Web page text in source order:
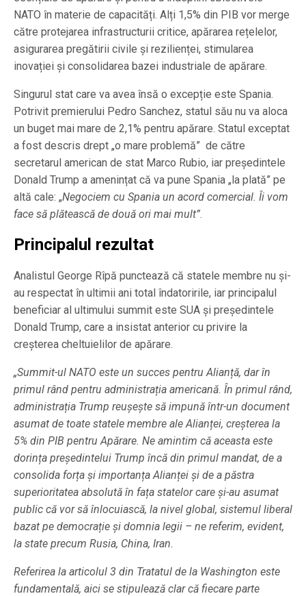
NATO în materie de capacități. Alți 1,5% din PIB vor merge
către protejarea infrastructurii critice, apărarea rețelelor,
asigurarea pregătirii civile și rezilienței, stimularea
inovației și consolidarea bazei industriale de apărare.
Singurul stat care va avea însă o excepție este Spania.
Potrivit premierului Pedro Sanchez, statul său nu va aloca
un buget mai mare de 2,1% pentru apărare. Statul exceptat
a fost descris drept „o mare problemă” de către
secretarul american de stat Marco Rubio, iar președintele
Donald Trump a amenințat că va pune Spania „la plată” pe
altă cale: „Negociem cu Spania un acord comercial. Îi vom
face să plătească de două ori mai mult”.
Principalul rezultat
Analistul George Rîpă punctează că statele membre nu și-
au respectat în ultimii ani total îndatoririle, iar principalul
beneficiar al ultimului summit este SUA și președintele
Donald Trump, care a insistat anterior cu privire la
creșterea cheltuielilor de apărare.
„Summit-ul NATO este un succes pentru Alianță, dar în
primul rând pentru administrația americană. În primul rând,
administrația Trump reușește să impună într-un document
asumat de toate statele membre ale Alianței, creșterea la
5% din PIB pentru Apărare. Ne amintim că aceasta este
dorința președintelui Trump încă din primul mandat, de a
consolida forța și importanța Alianței și de a păstra
superioritatea absolută în fața statelor care și-au asumat
public că vor să înlocuiască, la nivel global, sistemul liberal
bazat pe democrație și domnia legii – ne referim, evident,
la state precum Rusia, China, Iran.
Referirea la articolul 3 din Tratatul de la Washington este
fundamentală, aici se stipulează clar că fiecare parte